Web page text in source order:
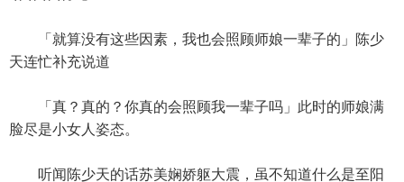
「就算没有这些因素，我也会照顾师娘一辈子的」陈少
天连忙补充说道
「真？真的？你真的会照顾我一辈子吗」此时的师娘满
脸尽是小女人姿态。
听闻陈少天的话苏美娴娇躯大震，虽不知道什么是至阳